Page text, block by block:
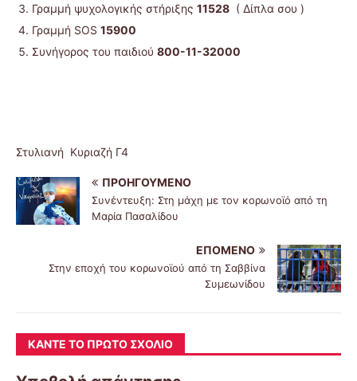
Γραμμή ψυχολογικής στήριξης 11528 ( Δίπλα σου )
Γραμμή SOS 15900
Συνήγορος του παιδιού 800-11-32000
Στυλιανή Κυριαζή Γ4
ΠΡΟΗΓΟΎΜΕΝΟ
Συνέντευξη: Στη μάχη με τον κορωνοϊό από τη
Μαρία Πασαλίδου
ΕΠΌΜΕΝΟ
Στην εποχή του κορωνοϊού από τη Σαββίνα
Συμεωνίδου
ΚΆΝΤΕ ΤΟ ΠΡΏΤΟ ΣΧΌΛΙΟ